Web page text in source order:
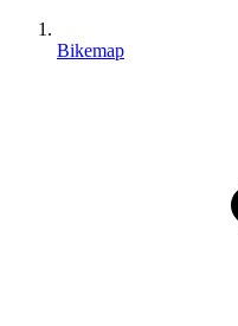
Bikemap